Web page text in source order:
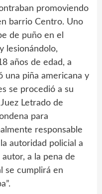
promoviendo
barrio Centro. Uno
de puño en el
lesionándolo,
años de edad, a
una piña americana y
se procedió a su
Letrado de
para
responsable
autoridad policial a
a la pena de
se cumplirá en